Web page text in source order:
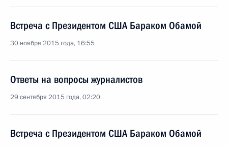
Встреча с Президентом США Бараком Обамой
30 ноября 2015 года, 16:55
Ответы на вопросы журналистов
29 сентября 2015 года, 02:20
Встреча с Президентом США Бараком Обамой